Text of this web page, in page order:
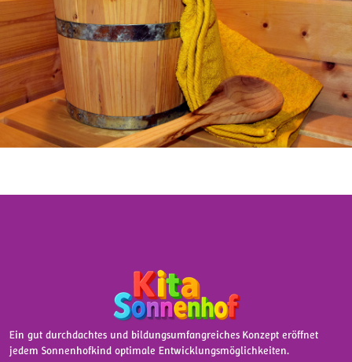
Ein gut durchdachtes und bildungsumfangreiches Konzept eröffnet
jedem Sonnenhofkind optimale Entwicklungsmöglichkeiten.